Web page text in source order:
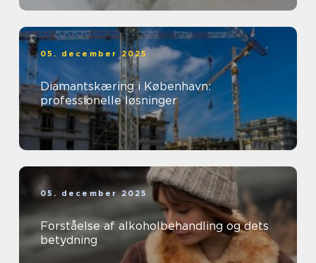
05. december 2025
Diamantskæring i København:
professionelle løsninger
05. december 2025
Forståelse af alkoholbehandling og dets
betydning